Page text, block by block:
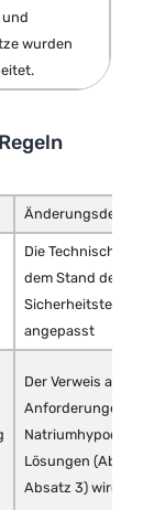
und
wurden
Änderungsdetails
Die Technische
dem Stand der
Sicherheitstechnik
angepasst
Der Verweis auf
Anforderungen für
Lösungen
Absatz 3) wird